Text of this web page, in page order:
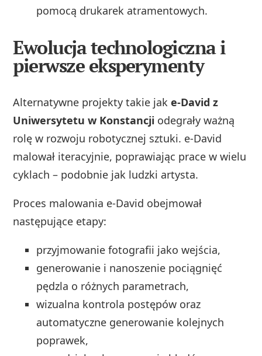
pomocą drukarek atramentowych.
Ewolucja technologiczna i
pierwsze eksperymenty
Alternatywne projekty takie jake-David z
Uniwersytetu w Konstancji odegrały ważną
rolę w rozwoju robotycznej sztuki. e-David
malował iteracyjnie, poprawiając prace w wielu
cyklach – podobnie jak ludzki artysta.
Proces malowania e-David obejmował
następujące etapy:
przyjmowanie fotografii jako wejścia,
generowanie i nanoszenie pociągnięć
pędzla o różnych parametrach,
wizualna kontrola postępów oraz
automatyczne generowanie kolejnych
poprawek,